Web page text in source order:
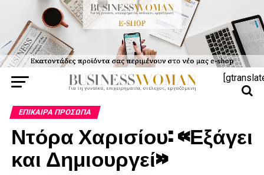
ΕΠΊΚΑΙΡΑ ΠΡΌΣΩΠΑ
Ντόρα Χαρισίου: «Εξάγει
και Δημιουργεί»